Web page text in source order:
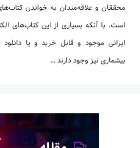
محققان و علاقه‌مندان به خواندن
است. با آنکه بسیاری از این کتاب‌های
ایرانی موجود و قابل خرید و یا
بیشماری نیز وجود دارند …